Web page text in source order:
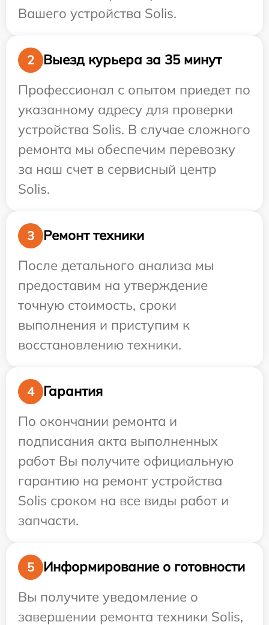
Вашего устройства Solis.
2
Выезд курьера за 35 минут
Профессионал с опытом приедет по
указанному адресу для проверки
устройства Solis. В случае сложного
ремонта мы обеспечим перевозку
за наш счет в сервисный центр
Solis.
3
Ремонт техники
После детального анализа мы
предоставим на утверждение
точную стоимость, сроки
выполнения и приступим к
восстановлению техники.
4
Гарантия
По окончании ремонта и
подписания акта выполненных
работ Вы получите официальную
гарантию на ремонт устройства
Solis сроком на все виды работ и
запчасти.
5
Информирование о готовности
Вы получите уведомление о
завершении ремонта техники Solis,